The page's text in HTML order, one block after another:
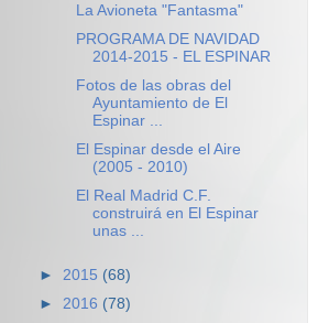
La Avioneta "Fantasma"
PROGRAMA DE NAVIDAD
2014-2015 - EL ESPINAR
Fotos de las obras del
Ayuntamiento de El
Espinar ...
El Espinar desde el Aire
(2005 - 2010)
El Real Madrid C.F.
construirá en El Espinar
unas ...
► 2015 (68)
► 2016 (78)